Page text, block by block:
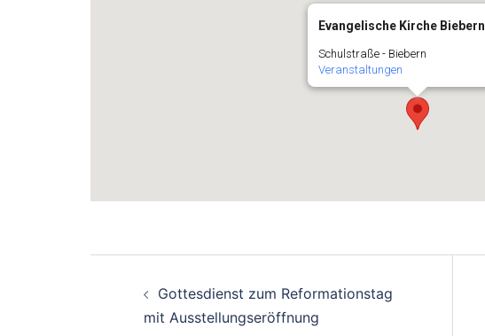
Evangelische Kirche Biebern
Schulstraße - Biebern
Veranstaltungen
Gottesdienst zum Reformationstag
mit Ausstellungseröffnung